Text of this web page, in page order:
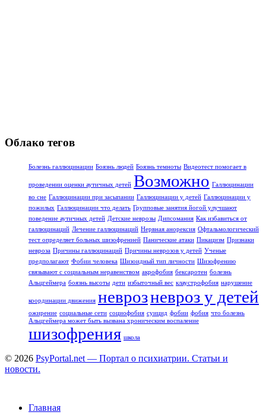
Облако тегов
Болезнь галлюцинации Боязнь людей Боязнь темноты Видеотест помогает в
проведении оценки аутичных детей Возможно Галлюцинации
во сне Галлюцинации при засыпании Галлюцинации у детей Галлюцинации у
пожилых Галлюцинации что делать Групповые занятия йогой улучшают
поведение аутичных детей Детские неврозы Дипсомания Как избавиться от
галлюцинаций Лечение галлюцинаций Нервная анорексия Офтальмологический
тест определяет больных шизофренией Панические атаки Пикацизм Признаки
невроза Причины галлюцинаций Причины неврозов у детей Ученые
предполагают Фобии человека Шизоидный тип личности Шизофрению
связывают с социальным неравенством акрофобия бексаротен болезнь
Альцгеймера боязнь высоты дети избыточный вес клаустрофобия нарушение
координации движения неврозневроз у детей
ожирение социальные сети социофобия суицид фобии фобия что болезнь
Альцгеймера может быть вызвана хроническим воспаление
шизофрения школа
© 2026 PsyPortal.net — Портал о психиатрии. Статьи и
новости.
Главная